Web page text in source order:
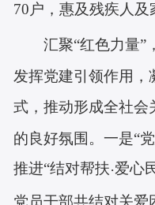
70户，惠及残疾人及
汇聚“红色力量”
发挥党建引领作用，
式，推动形成全社会
的良好氛围。一是“
推进“结对帮扶·爱心
党员干部共结对关爱